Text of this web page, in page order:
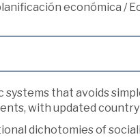
económica /
that avoids
with updated country
dichotomies of